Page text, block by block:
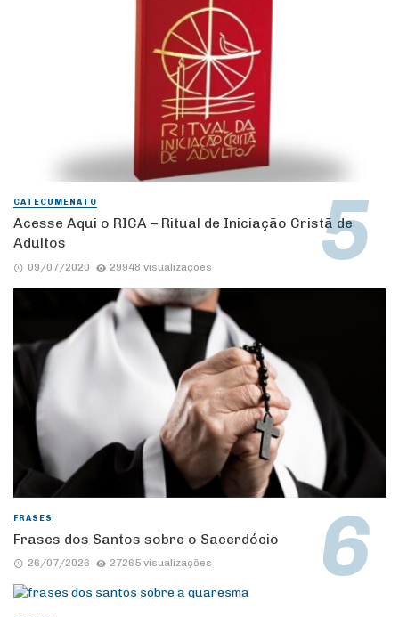
CATECUMENATO
Acesse Aqui o RICA – Ritual de Iniciação Cristã de
Adultos
09/07/2020 29948 visualizações
FRASES
Frases dos Santos sobre o Sacerdócio
26/07/2026 27265 visualizações